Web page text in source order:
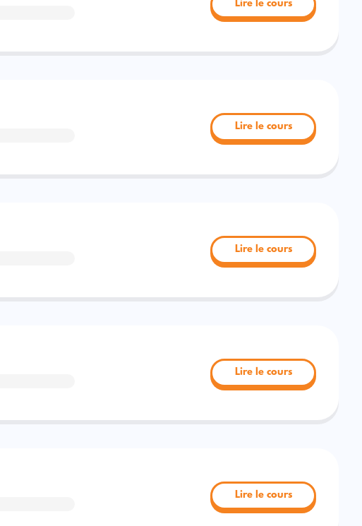
Lire le cours
Lire le cours
Lire le cours
Lire le cours
Lire le cours